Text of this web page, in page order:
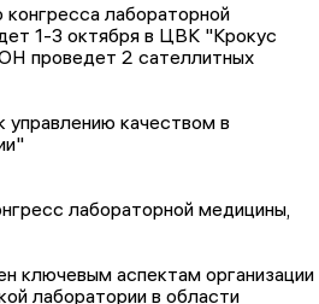
лабораторной
1-3 октября в ЦВК "Крокус
проведет 2 сателлитных
управлению качеством в
лабораторной медицины,
ключевым аспектам организации
лаборатории в области